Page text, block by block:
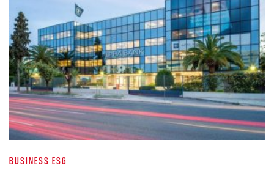
BUSINESS ESG